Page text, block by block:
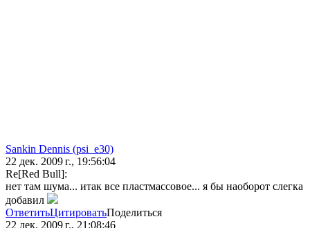
Sankin Dennis (psi_e30)
22 дек. 2009 г., 19:56:04
Re[Red Bull]:
нет там шума... итак все пластмассовое... я бы наоборот слегка
добавил
ОтветитьЦитироватьПоделиться
22 дек. 2009 г., 21:08:46